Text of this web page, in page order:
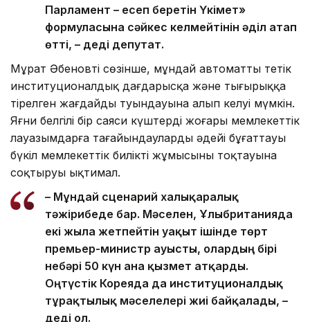
Парламент – есеп беретін Үкімет»
формуласына сәйкес келмейтінін әділ атап
өтті, – деді депутат.
Мұрат Әбеновтің сөзінше, мұндай автоматты тетік
институционалдық дағдарысқа және тығырыққа
тірелген жағдайдың туындауына алып келуі мүмкін.
Яғни белгілі бір саяси күштердің жоғары мемлекеттік
лауазымдарға тағайындауларды әдейі бұғаттауы
бүкіл мемлекеттік биліктің жұмысының тоқтауына
соқтыруы ықтимал.
– Мұндай сценарий халықаралық
тәжірибеде бар. Мәселен, Ұлыбританияда
екі жылға жетпейтін уақыт ішінде төрт
премьер-министр ауысты, олардың бірі
небәрі 50 күн ғана қызмет атқарды.
Оңтүстік Кореяда да институционалдық
тұрақтылық мәселелері жиі байқалады, –
деді ол.